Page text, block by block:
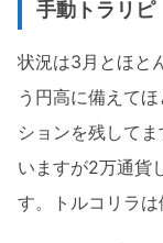
手動トラリピ
状況は3月とほと
う円高に備えて
ションを残して
いますが2万通貨
す。トルコリラは